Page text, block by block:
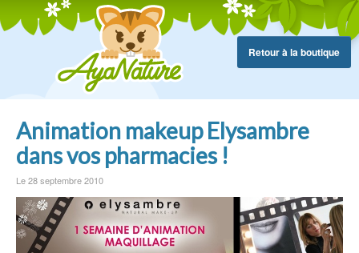
Retour à la boutique
Animation makeup Elysambre
dans vos pharmacies !
Le 28 septembre 2010